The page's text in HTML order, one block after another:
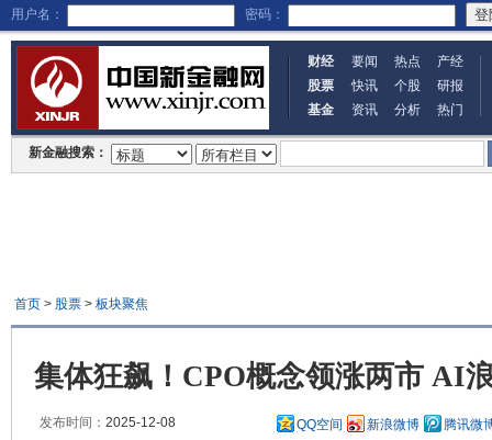
用户名： 密码：
财经 要闻 热点
产经
股票
快讯 个股
研报
基金
资讯 分析 热门
新金融搜索：
首页> 股票> 板块聚焦
集体狂飙！CPO概念领涨两市 AI
发布时间： 2025-12-08 QQ空间 新浪微博 腾讯微